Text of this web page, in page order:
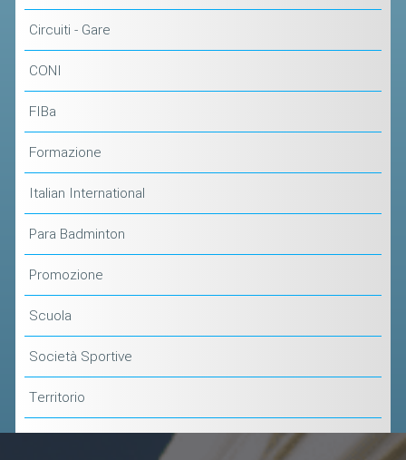
Circuiti - Gare
CONI
FIBa
Formazione
Italian International
Para Badminton
Promozione
Scuola
Società Sportive
Territorio
LINE
AFFILIARE UN ESD
ALBO D'ORO CAMPIONATI ITALIANI
CLASSIFICHE NAZIONALI